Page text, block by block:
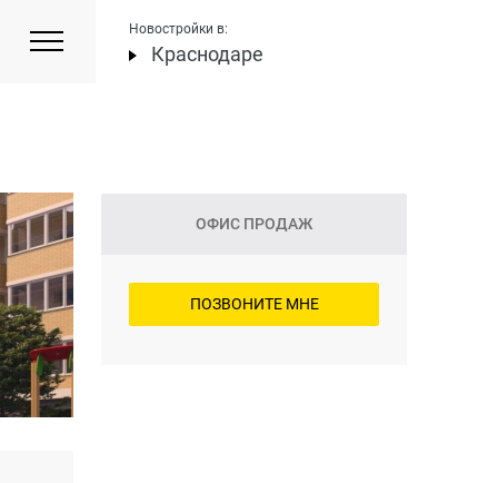
Новостройки в:
Краснодаре
ОФИС ПРОДАЖ
ПОЗВОНИТЕ МНЕ